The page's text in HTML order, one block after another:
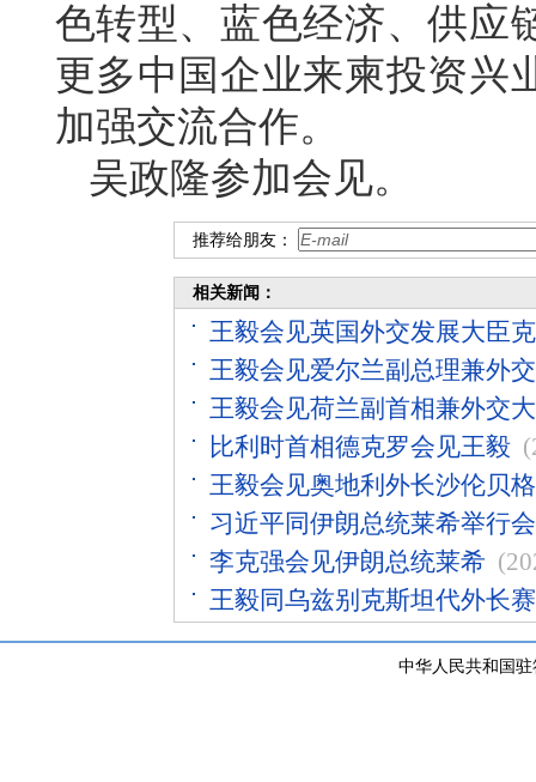
色转型、蓝色经济、供应
更多中国企业来柬投资兴
加强交流合作。
吴政隆参加会见。
推荐给朋友：
相关新闻：
王毅会见英国外交发展大臣
王毅会见爱尔兰副总理兼外
王毅会见荷兰副首相兼外交
比利时首相德克罗会见王毅
王毅会见奥地利外长沙伦贝格
习近平同伊朗总统莱希举行
李克强会见伊朗总统莱希
王毅同乌兹别克斯坦代外长
中华人民共和国